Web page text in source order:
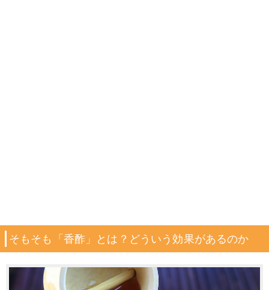
そもそも「香酢」とは？どういう効果があるのか